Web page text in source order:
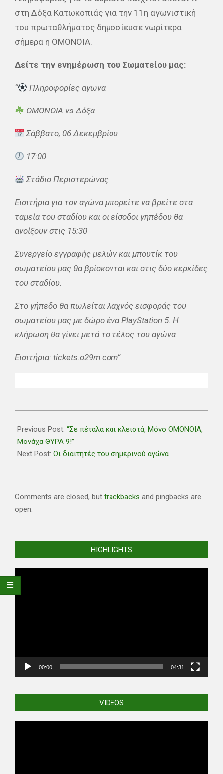
στη Δόξα Κατωκοπιάς για την 11η αγωνιστική
του πρωταθλήματος δημοσίευσε νωρίτερα
σήμερα η ΟΜΟΝΟΙΑ.
Δείτε την ενημέρωση του Σωματείου μας:
“ Πληροφορίες αγωνα
ΟΜΟΝΟΙΑ vs Δόξα
Σάββατο, 06 Δεκεμβρίου
17:00
Στάδιο Περιστερώνας
Εισιτήρια για τον αγώνα μπορείτε να βρείτε στα
ταμεία του σταδίου και οι είσοδοι γηπέδου θα
ανοίξουν στις 15:30
Συνεργείο εγγραφής μελών και μπουτίκ του
σωματείου μας θα βρίσκονται και στις δύο κερκίδες
του σταδίου.
Στο γήπεδο θα πωλείται λαχνός εισφοράς του
σωματείου μας με δώρο ένα PlayStation 5. Η
κλήρωση θα γίνει μετά το τέλος του αγώνα
Εισιτήρια: tickets.o29m.com”
12-
05
Previous Post: “Σε πέταλα και κλειστά, Μόνο ΟΜΟΝΟΙΑ,
Μονάχα ΘΥΡΑ 9!”
Next Post: Οι διαιτητές του σημερινού αγώνα
Comments are closed, but trackbacks and pingbacks are
open.
HIGHLIGHTS
00:00 04:31
VIDEOS